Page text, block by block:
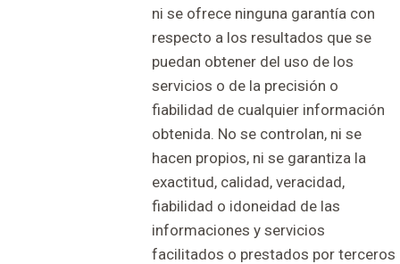
ni se ofrece ninguna garantía con
respecto a los resultados que se
puedan obtener del uso de los
servicios o de la precisión o
fiabilidad de cualquier información
obtenida. No se controlan, ni se
hacen propios, ni se garantiza la
exactitud, calidad, veracidad,
fiabilidad o idoneidad de las
informaciones y servicios
facilitados o prestados por terceros